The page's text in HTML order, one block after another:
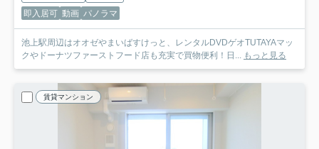
即入居可 動画 パノラマ
池上駅周辺はオオゼやまいばすけっと、レンタルDVDゲオTUTAYAマッ
クやドーナツファーストフード店も充実で買物便利！日... もっと見る
賃貸マンション